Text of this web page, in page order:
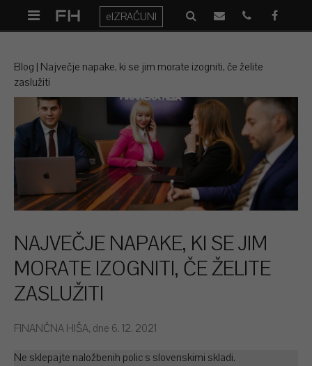
eIZRAČUNI
Blog Največje napake, ki se jim morate izogniti, če želite
zaslužiti
NAJVEČJE NAPAKE, KI SE JIM
MORATE IZOGNITI, ČE ŽELITE
ZASLUŽITI
FINANČNA HIŠA, dne 6. 12. 2021
Ne sklepajte naložbenih polic s slovenskimi skladi.